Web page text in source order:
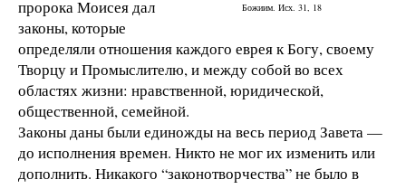
Божиим. Исх. 31, 18
пророка Моисея дал
законы, которые
определяли отношения каждого еврея к Богу, своему
Творцу и Промыслителю, и между собой во всех
областях жизни: нравственной, юридической,
общественной, семейной.
Законы даны были единожды на весь период Завета —
до исполнения времен. Никто не мог их изменить или
дополнить. Никакого “законотворчества” не было в